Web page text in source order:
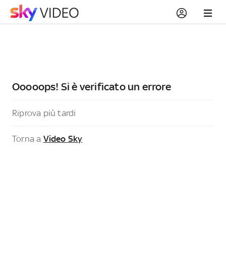
Ooooops! Si è verificato un errore
Riprova più tardi
Torna a Video Sky